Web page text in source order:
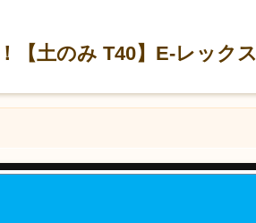
【土のみ T40】E-レックス